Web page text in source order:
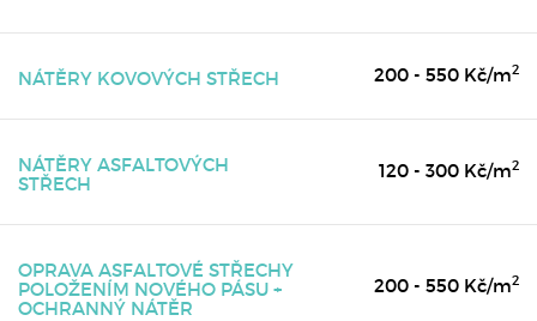
NÁTĚRY KOVOVÝCH STŘECH 200 - 550 Kč/m2
NÁTĚRY ASFALTOVÝCH
STŘECH
120 - 300 Kč/m2
OPRAVA ASFALTOVÉ STŘECHY
POLOŽENÍM NOVÉHO PÁSU +
OCHRANNÝ NÁTĚR
200 - 550 Kč/m2